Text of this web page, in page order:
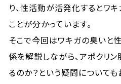
り、性活動が活発化するとワ
ことが分かっています。
そこで今回はワキガの臭いと
係を解説しながら、アポクリ
るのか？という疑問について